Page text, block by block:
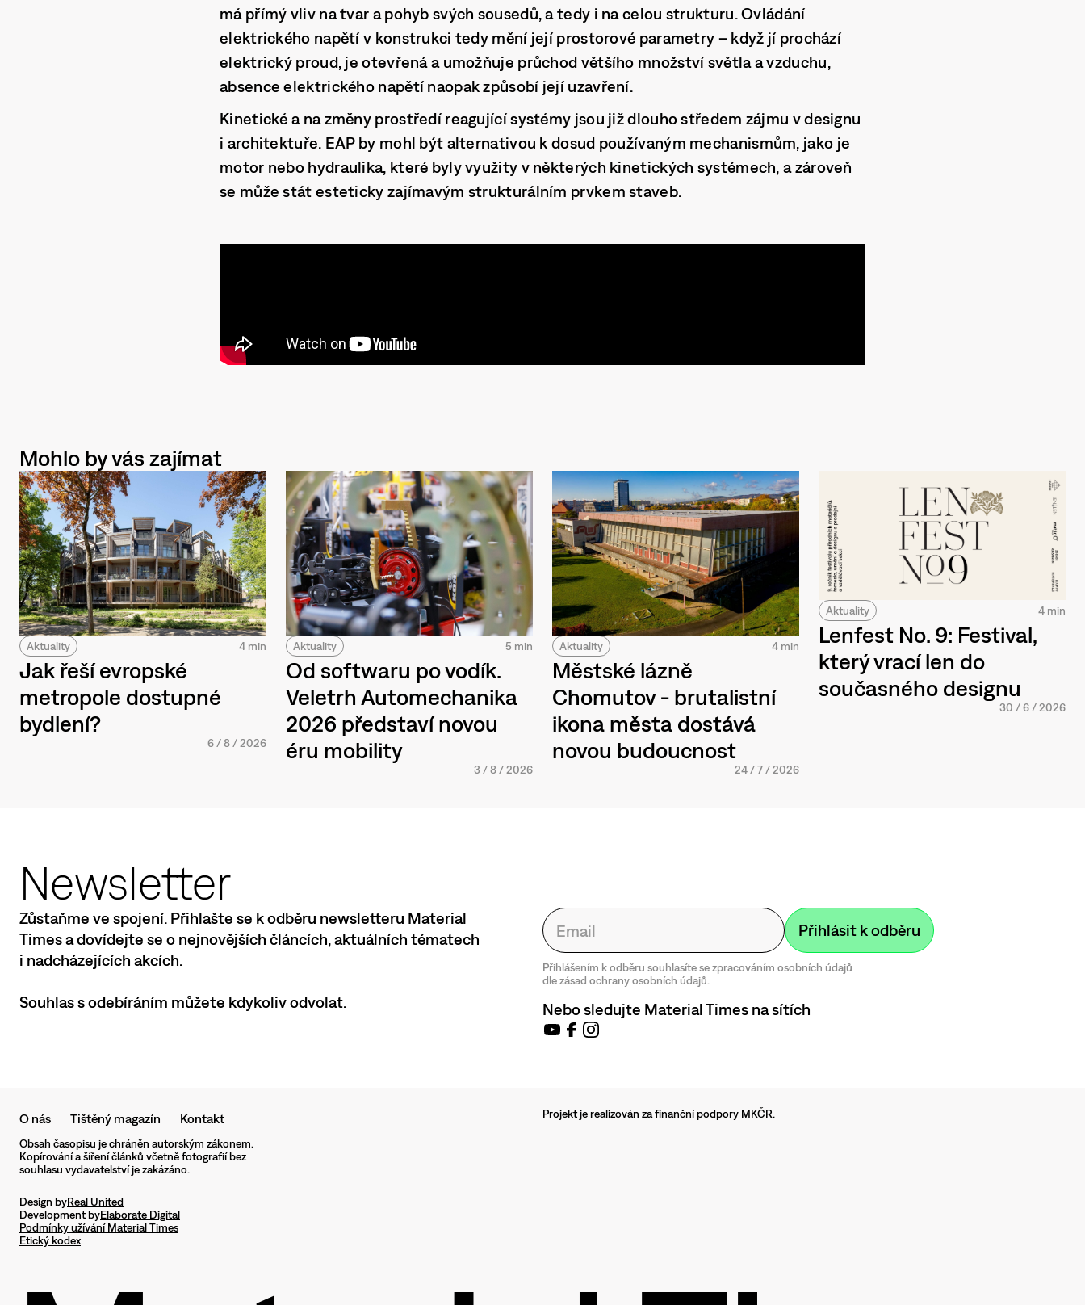
má přímý vliv na tvar a pohyb svých sousedů, a tedy i na celou strukturu. Ovládání
elektrického napětí v konstrukci tedy mění její prostorové parametry – když jí prochází
elektrický proud, je otevřená a umožňuje průchod většího množství světla a vzduchu,
absence elektrického napětí naopak způsobí její uzavření.
Kinetické a na změny prostředí reagující systémy jsou již dlouho středem zájmu v designu
i architektuře. EAP by mohl být alternativou k dosud používaným mechanismům, jako je
motor nebo hydraulika, které byly využity v některých kinetických systémech, a zároveň
se může stát esteticky zajímavým strukturálním prvkem staveb.
Mohlo by vás zajímat
Aktuality 4 min
Jak řeší evropské
metropole dostupné
bydlení?
6 /8 /2026
Aktuality 5 min
Od softwaru po vodík.
Veletrh Automechanika
2026 představí novou
éru mobility
3 /8 /2026
Aktuality 4 min
Městské lázně
Chomutov - brutalistní
ikona města dostává
novou budoucnost
24 /7 /2026
Aktuality 4 min
Lenfest No. 9: Festival,
který vrací len do
současného designu
30 /6/2026
Newsletter
Zůstaňme ve spojení. Přihlašte se k odběru newsletteru Material
Times a dovídejte se o nejnovějších článcích, aktuálních tématech
i nadcházejících akcích.
Souhlas s odebíráním můžete kdykoliv odvolat.
Přihlášením k odběru souhlasíte se zpracováním osobních údajů
dle zásad ochrany osobních údajů.
Nebo sledujte Material Times na sítích
O nás Tištěný magazín Kontakt
Obsah časopisu je chráněn autorským zákonem.
Kopírování a šíření článků včetně fotografií bez
souhlasu vydavatelství je zakázáno.
Design byReal United
Development byElaborate Digital
Podmínky užívání Material Times
Etický kodex
Projekt je realizován za finanční podpory MKČR.